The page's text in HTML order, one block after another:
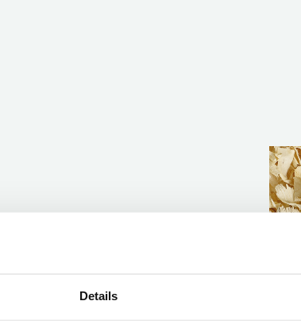
Details